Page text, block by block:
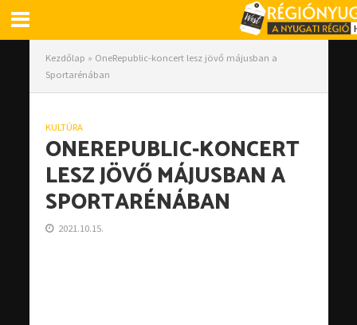
Kezdőlap » OneRepublic-koncert lesz jövő májusban a
Sportarénában
KULTÚRA
ONEREPUBLIC-KONCERT
LESZ JÖVŐ MÁJUSBAN A
SPORTARÉNÁBAN
2021.10.15.